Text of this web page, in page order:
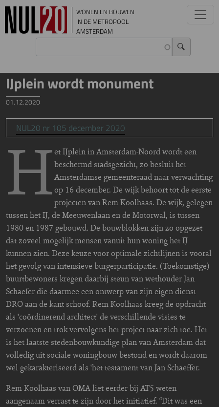
Overslaan en naar de inhoud gaan
WONEN EN BOUWEN
IN DE METROPOOL
AMSTERDAM
IJplein wordt monument
01.12.2020
NUL20 nr 105 december 2020
Het IJplein in Amsterdam-Noord wordt een
beschermd stadsgezicht, zo besluit het
Amsterdamse gemeenteraad naar verwachting
op 16 december. De wijk behoort tot de eerste
projecten van Rem Koolhaas. De wijk, gelegen
tussen het IJ, de Meeuwenlaan en de Motorwal, is tussen
1980 en 1987 gebouwd. De bouwblokken zijn zo opgezet
dat zoveel mogelijk mensen vanuit hun woning het IJ
kunnen zien. Deze keuze voor optimale zichtlijnen is vooral
het gevolg van intensieve burgerparticipatie. (Toekomstige)
buurtbewoners kregen daarbij steun van wethouder Jan
Schaefer die daarmee een ontwerp van zijn eigen dienst
DRO aan de kant schoof. Rem Koolhaas kreeg de opdracht
als 'coördinerend architect' de verschillende visies te
verzoenen en trok vervolgens het project naar zich toe. Het
is het laatste stedenbouwkundige plan van Amsterdam dat
volledig uit sociale woningbouw bestond en wordt daarom
wel gekarakteriseerd als 'het testament van Jan Schaeffer.
Rem Koolhaas van OMA liet eerder bij AT5 weten
aangenaam verrast te zijn door het initiatief. “Dit was een